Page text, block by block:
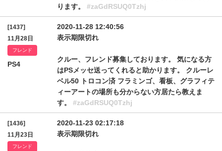
ります。 #zaGdRSUQ0Tzhj
[1437]
11月28日
フレンド
PS4
2020-11-28 12:40:56
表示期限切れ
クルー、フレンド募集しております。 気になる方
はPSメッセ送ってくれると助かります。 クルーレ
ベル50 トロコン済 フラミンゴ、看板、グラフィテ
ィーアートの場所も分からない方居たら教えま
す。 #zaGdRSUQ0Tzhj
[1436]
11月23日
フレンド
2020-11-23 02:17:18
表示期限切れ